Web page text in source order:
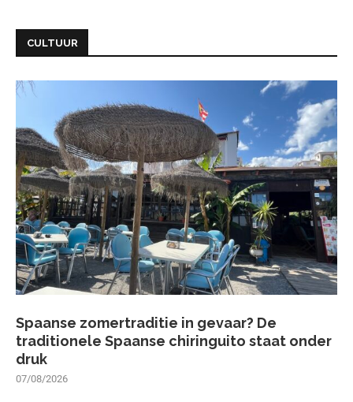
CULTUUR
Spaanse zomertraditie in gevaar? De
traditionele Spaanse chiringuito staat onder
druk
07/08/2026